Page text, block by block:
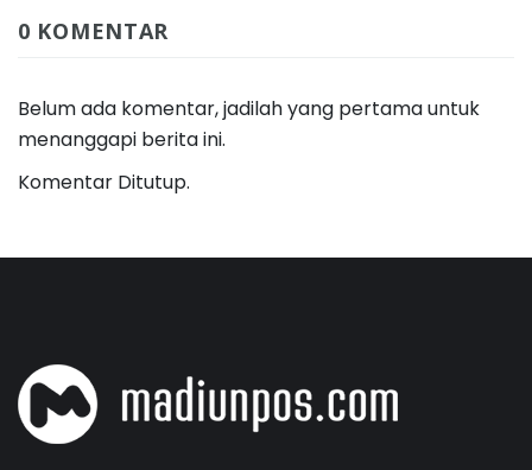
0 KOMENTAR
Belum ada komentar, jadilah yang pertama untuk
menanggapi berita ini.
Komentar Ditutup.